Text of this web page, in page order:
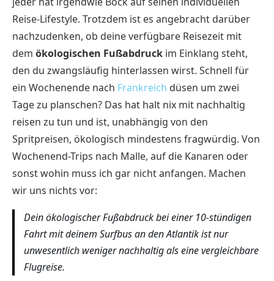
Reise-Lifestyle. Trotzdem ist es angebracht darüber
nachzudenken, ob deine verfügbare Reisezeit mit
dem ökologischen Fußabdruck im Einklang steht,
den du zwangsläufig hinterlassen wirst. Schnell für
ein Wochenende nach Frankreich düsen um zwei
Tage zu planschen? Das hat halt nix mit nachhaltig
reisen zu tun und ist, unabhängig von den
Spritpreisen, ökologisch mindestens fragwürdig. Von
Wochenend-Trips nach Malle, auf die Kanaren oder
sonst wohin muss ich gar nicht anfangen. Machen
wir uns nichts vor:
Dein ökologischer Fußabdruck bei einer 10-stündigen
Fahrt mit deinem Surfbus an den Atlantik ist nur
unwesentlich weniger nachhaltig als eine vergleichbare
Flugreise.